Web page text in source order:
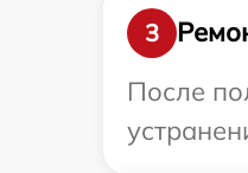
3
После